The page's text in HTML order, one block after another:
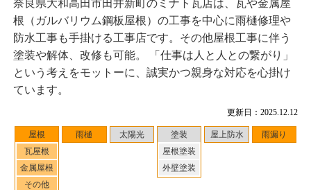
更新日：2025.12.12
屋根
瓦屋根
金属屋根
その他
雨樋 太陽光
塗装
屋根塗装
外壁塗装
屋上防水 雨漏り
奈良県大和高田市田井新町のミナト瓦店は、瓦や金属屋
根（ガルバリウム鋼板屋根）の工事を中心に雨樋修理や
防水工事も手掛ける工事店です。その他屋根工事に伴う
塗装や解体、改修も可能。 「仕事は人と人との繋がり」
という考えをモットーに、誠実かつ親身な対応を心掛け
ています。